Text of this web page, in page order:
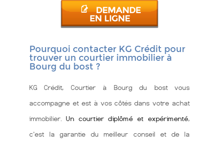
DEMANDE
EN LIGNE
Pourquoi contacter KG Crédit pour
trouver un courtier immobilier à
Bourg du bost ?
KG Crédit, Courtier à Bourg du bost vous
accompagne et est à vos côtés dans votre achat
immobilier. Un courtier diplômé et expérimenté,
c'est la garantie du meilleur conseil et de la